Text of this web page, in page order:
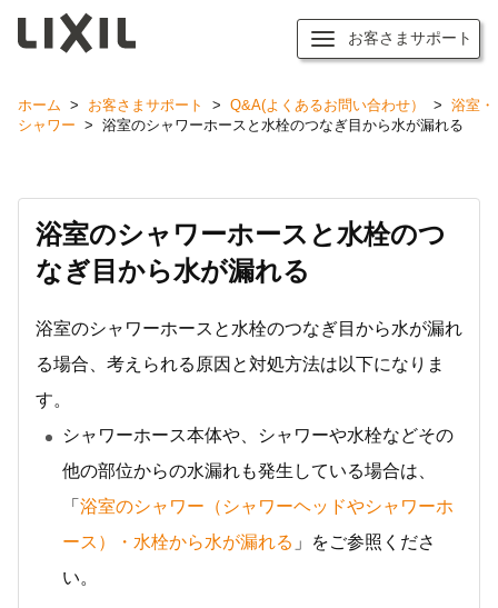
お客さまサポート
ホーム > お客さまサポート > Q&A(よくあるお問い合わせ） > 浴室・
シャワー > 浴室のシャワーホースと水栓のつなぎ目から水が漏れる
浴室のシャワーホースと水栓のつ
なぎ目から水が漏れる
浴室のシャワーホースと水栓のつなぎ目から水が漏れ
る場合、考えられる原因と対処方法は以下になりま
す。
シャワーホース本体や、シャワーや水栓などその
他の部位からの水漏れも発生している場合は、
「 浴室のシャワー（シャワーヘッドやシャワーホ
ース）・水栓から水が漏れる 」をご参照くださ
い。